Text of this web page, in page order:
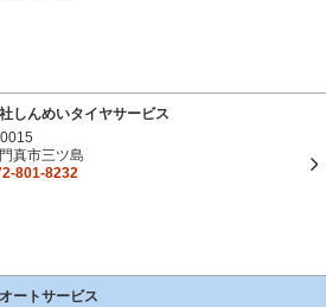
しんめいタイヤサービス
真市三ツ島
801-8232
ートサービス